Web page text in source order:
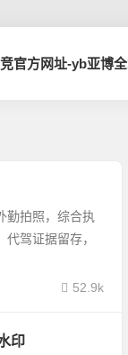
官方网址-yb亚博
勤拍照，综合执
驾证据留存，
52.9k
印